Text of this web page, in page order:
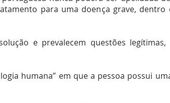
para uma doença grave,
e prevalecem questões
humana” em que a pessoa possui